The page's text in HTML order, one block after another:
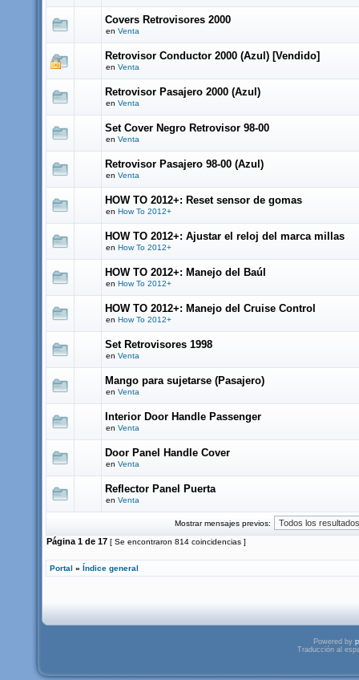
Covers Retrovisores 2000
en Venta
Retrovisor Conductor 2000 (Azul) [Vendido]
en Venta
Retrovisor Pasajero 2000 (Azul)
en Venta
Set Cover Negro Retrovisor 98-00
en Venta
Retrovisor Pasajero 98-00 (Azul)
en Venta
HOW TO 2012+: Reset sensor de gomas
en How To 2012+
HOW TO 2012+: Ajustar el reloj del marca millas
en How To 2012+
HOW TO 2012+: Manejo del Baúl
en How To 2012+
HOW TO 2012+: Manejo del Cruise Control
en How To 2012+
Set Retrovisores 1998
en Venta
Mango para sujetarse (Pasajero)
en Venta
Interior Door Handle Passenger
en Venta
Door Panel Handle Cover
en Venta
Reflector Panel Puerta
en Venta
Mostrar mensajes previos:
Página 1 de 17 [ Se encontraron 814 coincidencias ]
Portal » Índice general
Powered by
Traducción al